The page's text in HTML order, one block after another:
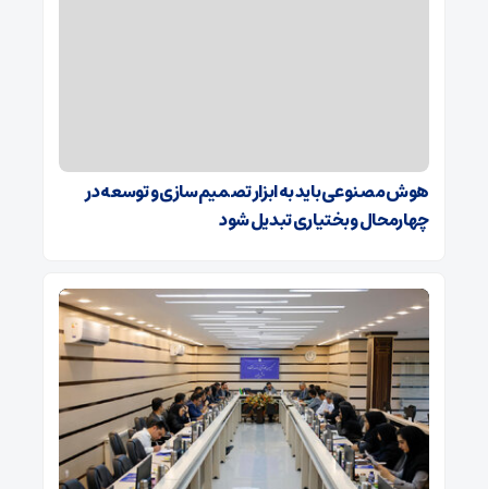
هوش مصنوعی باید به ابزار تصمیم‌سازی و توسعه در
چهارمحال و بختیاری تبدیل شود